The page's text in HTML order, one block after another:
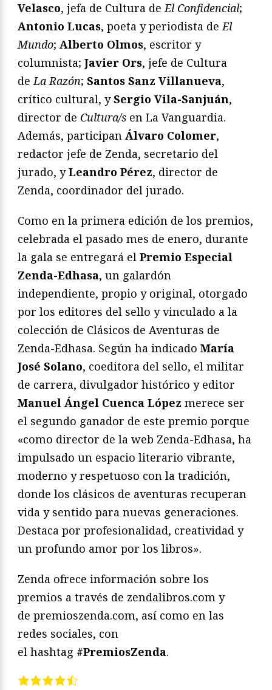
Velasco, jefa de Cultura deEl Confidencial;
Antonio Lucas, poeta y periodista deEl
Mundo; Alberto Olmos, escritor y
columnista; Javier Ors, jefe de Cultura
deLa Razón; Santos Sanz Villanueva,
crítico cultural, ySergio Vila-Sanjuán,
director de Cultura/s en La Vanguardia.
Además, participan Álvaro Colomer,
redactor jefe de Zenda, secretario del
jurado, yLeandro Pérez, director de
Zenda, coordinador del jurado.
Como en la primera edición de los premios,
celebrada el pasado mes de enero, durante
la gala se entregará el Premio Especial
Zenda-Edhasa, un galardón
independiente, propio y original, otorgado
por los editores del sello y vinculado a la
colección de Clásicos de Aventuras de
Zenda-Edhasa. Según ha indicado María
José Solano, coeditora del sello, el militar
de carrera, divulgador histórico y editor
Manuel Ángel Cuenca López merece ser
el segundo ganador de este premio porque
«como director de la web Zenda-Edhasa, ha
impulsado un espacio literario vibrante,
moderno y respetuoso con la tradición,
donde los clásicos de aventuras recuperan
vida y sentido para nuevas generaciones.
Destaca por profesionalidad, creatividad y
un profundo amor por los libros».
Zenda ofrece información sobre los
premios a través de zendalibros.com y
de premioszenda.com, así como en las
redes sociales, con
el hashtag #PremiosZenda.